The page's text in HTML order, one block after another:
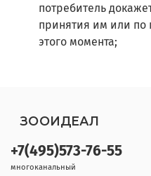
потребитель
принятия им или
этого момента;
+7(495)573-76-55
многоканальный
ЗООИДЕАЛ